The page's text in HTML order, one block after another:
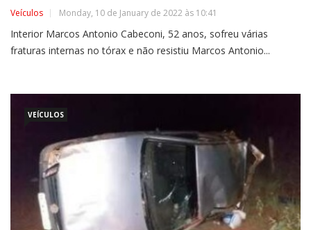
Veículos Monday, 10 de January de 2022 às 10:41
Interior Marcos Antonio Cabeconi, 52 anos, sofreu várias
fraturas internas no tórax e não resistiu Marcos Antonio...
VEÍCULOS